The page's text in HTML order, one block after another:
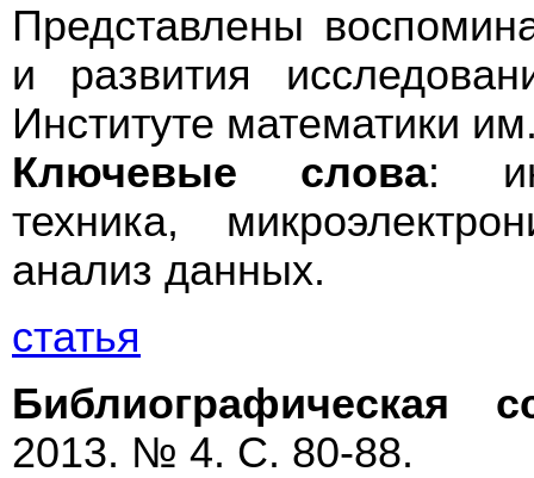
Представлены
и развития
Институте математики
Ключевые слова:
техника,
анализ данных.
статья
Библиографическая
2013. № 4. С. 80-88.